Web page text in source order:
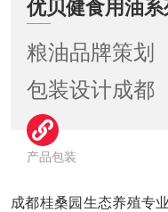
优贝健食用油系列之亚麻油、
粮油品牌策划
包装设计成都
产品包装
成都桂桑园生态养殖专